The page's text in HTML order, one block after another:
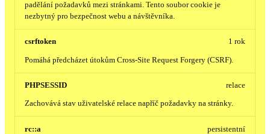
padělání požadavků mezi stránkami. Tento soubor cookie je
nezbytný pro bezpečnost webu a návštěvníka.
csrftoken
Pomáhá předcházet útokům Cross-Site Request Forgery (CSRF).
1 rok
PHPSESSID
Zachovává stav uživatelské relace napříč požadavky na stránky.
relace
rc::a persistentní